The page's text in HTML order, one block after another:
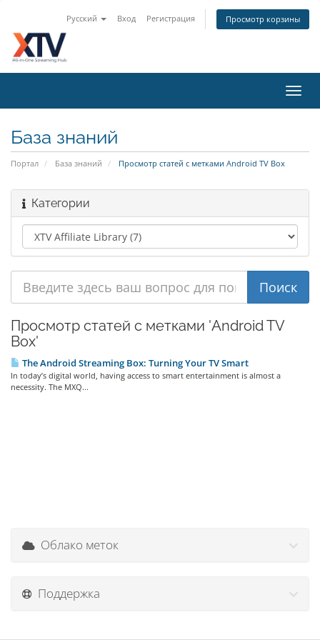
Русский Вход Регистрация Просмотр корзины
База знаний
Портал База знаний Просмотр статей с метками Android TV Box
Категории
Просмотр статей с метками 'Android TV
Box'
The Android Streaming Box: Turning Your TV Smart
In today’s digital world, having access to smart entertainment is almost a
necessity. The MXQ...
Облако меток
Поддержка